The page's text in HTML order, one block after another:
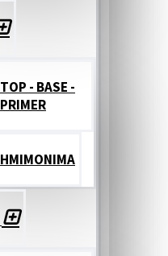
TOP - BASE -
PRIMER
ΗΜΙΜΟΝΙΜΑ